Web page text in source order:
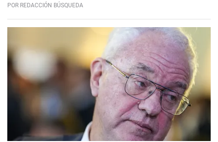
POR REDACCIÓN BÚSQUEDA